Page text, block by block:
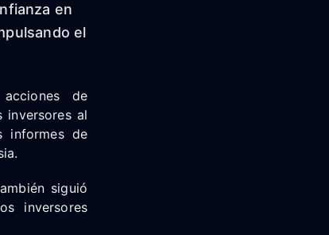
en
el
de
inversores al
informes de
siguió
inversores